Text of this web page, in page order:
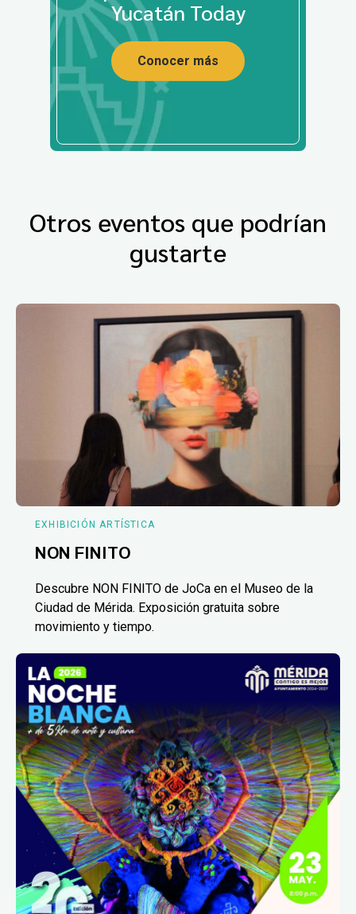
Yucatán Today
Conocer más
Otros eventos que podrían
gustarte
EXHIBICIÓN ARTÍSTICA
NON FINITO
Descubre NON FINITO de JoCa en el Museo de la
Ciudad de Mérida. Exposición gratuita sobre
movimiento y tiempo.